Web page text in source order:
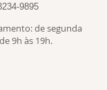
9895
de segunda
9h às 19h.